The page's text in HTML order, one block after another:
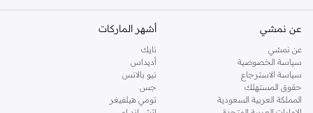
لتوفر لك ما تحتاجه في كل موسم ومناسبة، هذه المجموعة أساسية في كل خزانة.
تسوق من ريزيرفد اون لاين الرياض
اشترِي ريزيرفد اون لاين من موقع نمشي لإيجاد كل ما تحتاجه من الأساسيات اليومية،
إلى جانب الإطلالات العصرية للسهرات المسائية. يقدم متجرنا ريزيرفد اون لاين نسائية
فساتين بقصات رائعة لتناسب جميع الأجسام، والتنانير المذهلة، البناطيل المفصَلة،
البلوزات الراقية وأكثر من ذلك. وللرجال، يحتوي متجر ريزيرفد اون لاين على المحملات,
عن نمشي
عن نمشي
سياسة الخصوصية
سياسة الاسترجاع
حقوق المستهلك
المملكة العربية السعودية
أشهر الماركات
نايك
أديداس
نيو بالانس
جس
تومي هيلفيغر